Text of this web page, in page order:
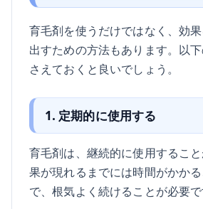
育毛剤を使うだけではなく、効
出すための方法もあります。以
さえておくと良いでしょう。
1. 定期的に使用する
育毛剤は、継続的に使用するこ
果が現れるまでには時間がかか
で、根気よく続けることが必要で